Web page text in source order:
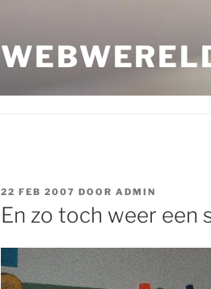
GEPLAATST
OP
22 FEB 2007 DOOR ADMIN
En zo toch weer een